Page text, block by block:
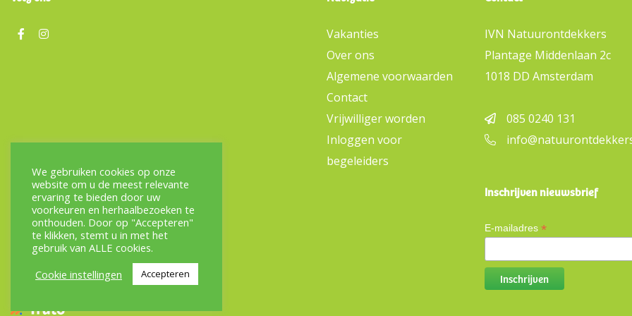
Vakanties
Over ons
Algemene voorwaarden
Contact
Vrijwilliger worden
Inloggen voor
begeleiders
IVN Natuurontdekkers
Plantage Middenlaan 2c
1018 DD Amsterdam
085 0240 131
Inschrijven nieuwsbrief
E-mailadres *
We gebruiken cookies op onze
website om u de meest relevante
ervaring te bieden door uw
voorkeuren en herhaalbezoeken te
onthouden. Door op "Accepteren"
te klikken, stemt u in met het
gebruik van ALLE cookies.
Cookie instellingen
Accepteren